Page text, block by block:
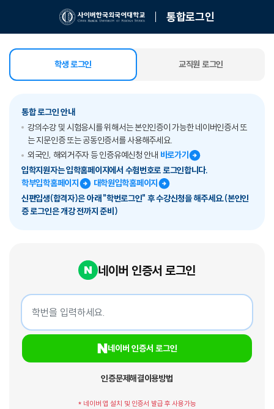
통합로그인
학생 로그인
선택됨 교직원 로그인
통합 로그인 안내
강의수강 및 시험응시를 위해서는 본인인증이 가능한 네이버인증서 또
는 지문인증 또는 공동인증서를 사용해주세요.
외국인, 해외거주자 등 인증유예신청 안내 바로가기
입학지원자는 입학홈페이지에서 수험번호로 로그인합니다.
학부입학홈페이지
대학원입학홈페이지
신편입생(합격자)은 아래 "학번로그인" 후 수강신청을 해주세요.(본인인
증 로그인은 개강 전까지 준비)
네이버 인증서 로그인
네이버 인증서 로그인
학번
네이버 인증서 로그인
인증문제해결이용방법
* 네이버 앱 설치 및 인증서 발급 후 사용가능